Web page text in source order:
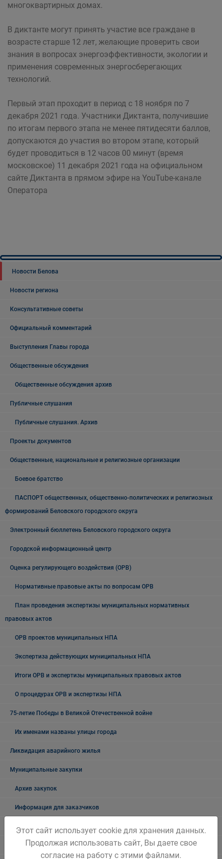
многоквартирных домах.
В диктанте могут принять участие все граждане в
возрасте старше 12 лет, желающие проверить свои
знания в вопросах энергоэффективности, экологии и
применения современных энергосберегающих
технологий.
Первый этап проходит в период с 18 ноября по 7
декабря 2021 года. Участники Диктанта, получившие
по итогам первого этапа не менее пятидесяти баллов,
допускаются до участия во втором этапе, который
будет проводиться в 12 часов 00 минут (время
московское) 11 декабря 2021 года на официальном
сайте Диктанта в прямом эфире на YouTube-канале
Оператора
Новости Белова
Новости региона
Консультативные советы
Официальный комментарий
Выступления Главы города
Общественные обсуждения
Общественные обсуждения архив
Публичные слушания
Публичные слушания. Архив
Проекты документов
Общественные, национальные и религиозные организации
Боевое братство
ПАСПОРТ общественных, общественно-политических и религиозных
формирований Беловского городского округа
Электронный бюллетень Беловского городского округа
Городской информационный центр
Оценка регулирующего воздействия (ОРВ)
Нормативные правовые акты по вопросам ОРВ
План проведения экспертизы муниципальных нормативных
правовых актов
ОРВ проектов муниципальных НПА
Экспертиза действующих муниципальных НПА
Итоги ОРВ и экспертизы муниципальных правовых актов
О процедурах ОРВ и экспертизы НПА
75-летие Победы в Великой Отечественной войне
Их именами названы улицы города
Ликвидация аварийного жилья
Муниципальные закупки
Архив закупок
Информация для заказчиков
Муниципальный контроль
Архив
Этот сайт использует cookie для хранения данных.
Продолжая использовать сайт, Вы даете свое
согласие на работу с этими файлами.